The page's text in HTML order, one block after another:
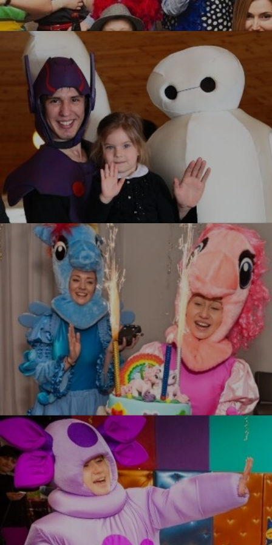
УЗНАТЬ БОЛЬШЕ
Гангстеры
УЗНАТЬ БОЛЬШЕ
Город Героев
УЗНАТЬ БОЛЬШЕ
Литл Пони